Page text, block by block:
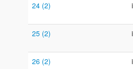
24 (2)
25 (2)
26 (2)